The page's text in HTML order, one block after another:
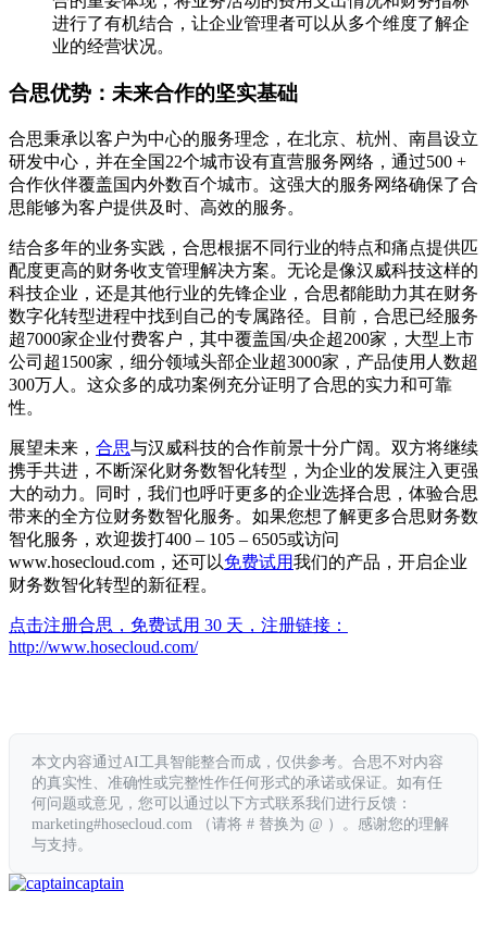
进行了有机结合，让企业管理者可以从多个维度了解企
业的经营状况。
合思优势：未来合作的坚实基础
合思秉承以客户为中心的服务理念，在北京、杭州、南昌设立
研发中心，并在全国22个城市设有直营服务网络，通过500 +
合作伙伴覆盖国内外数百个城市。这强大的服务网络确保了合
思能够为客户提供及时、高效的服务。
结合多年的业务实践，合思根据不同行业的特点和痛点提供匹
配度更高的财务收支管理解决方案。无论是像汉威科技这样的
科技企业，还是其他行业的先锋企业，合思都能助力其在财务
数字化转型进程中找到自己的专属路径。目前，合思已经服务
超7000家企业付费客户，其中覆盖国/央企超200家，大型上市
公司超1500家，细分领域头部企业超3000家，产品使用人数超
300万人。这众多的成功案例充分证明了合思的实力和可靠
性。
展望未来， 合思与汉威科技的合作前景十分广阔。双方将继续
携手共进，不断深化财务数智化转型，为企业的发展注入更强
大的动力。同时，我们也呼吁更多的企业选择合思，体验合思
带来的全方位财务数智化服务。如果您想了解更多合思财务数
智化服务，欢迎拨打400 – 105 – 6505或访问
www.hosecloud.com，还可以免费试用我们的产品，开启企业
财务数智化转型的新征程。
点击注册合思，免费试用 30 天，注册链接：
http://www.hosecloud.com/
本文内容通过AI工具智能整合而成，仅供参考。合思不对内容
的真实性、准确性或完整性作任何形式的承诺或保证。如有任
何问题或意见，您可以通过以下方式联系我们进行反馈：
marketing#hosecloud.com （请将 # 替换为 @ ）。感谢您的理解
与支持。
captain